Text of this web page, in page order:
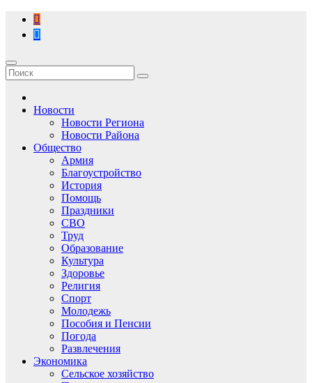
Перейти
содержимому
Новости
Новости Региона
Новости Района
Общество
Армия
Благоустройство
История
Помощь
Праздники
СВО
Труд
Образование
Культура
Здоровье
Религия
Спорт
Молодежь
Пособия и Пенсии
Погода
Развлечения
Экономика
Сельское хозяйство